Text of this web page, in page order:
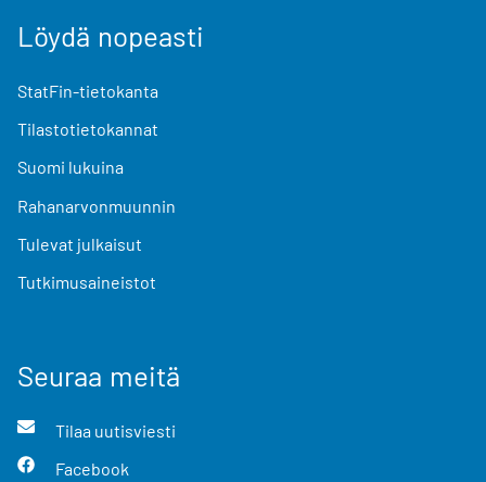
Löydä nopeasti
StatFin-tietokanta
Tilastotietokannat
Suomi lukuina
Rahanarvonmuunnin
Tulevat julkaisut
Tutkimusaineistot
Seuraa meitä
Tilaa uutisviesti
Facebook